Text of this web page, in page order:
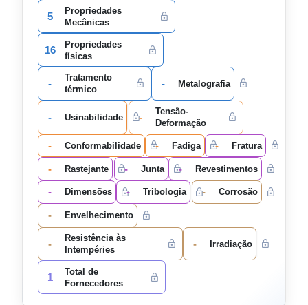
5
Propriedades
Mecânicas
16
Propriedades
físicas
-
Tratamento
térmico
- Metalografia
- Usinabilidade -
Tensão-
Deformação
- Conformabilidade - Fadiga - Fratura
- Rastejante - Junta - Revestimentos
- Dimensões - Tribologia - Corrosão
- Envelhecimento
-
Resistência às
Intempéries
- Irradiação
1
Total de
Fornecedores